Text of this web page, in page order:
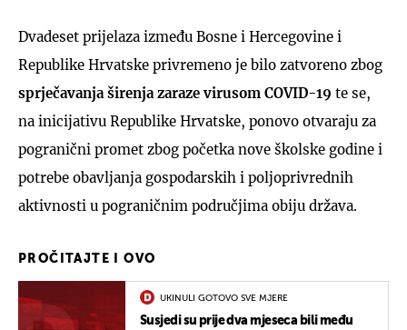
Dvadeset prijelaza između Bosne i Hercegovine i
Republike Hrvatske privremeno je bilo zatvoreno zbog
sprječavanja širenja zaraze virusom COVID-19 te se,
na inicijativu Republike Hrvatske, ponovo otvaraju za
pogranični promet zbog početka nove školske godine i
potrebe obavljanja gospodarskih i poljoprivrednih
aktivnosti u pograničnim područjima obiju država.
PROČITAJTE I OVO
UKINULI GOTOVO SVE MJERE
Susjedi su prije dva mjeseca bili među